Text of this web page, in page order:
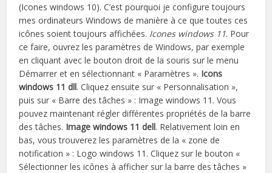
(Icones windows 10). C’est pourquoi je configure toujours
mes ordinateurs Windows de manière à ce que toutes ces
icônes soient toujours affichées. Icones windows 11. Pour
ce faire, ouvrez les paramètres de Windows, par exemple
en cliquant avec le bouton droit de la souris sur le menu
Démarrer et en sélectionnant « Paramètres ». Icons
windows 11 dll. Cliquez ensuite sur « Personnalisation »,
puis sur « Barre des tâches » : Image windows 11. Vous
pouvez maintenant régler différentes propriétés de la barre
des tâches. Image windows 11 dell. Relativement loin en
bas, vous trouverez les paramètres de la « zone de
notification » : Logo windows 11. Cliquez sur le bouton «
Sélectionner les icônes à afficher sur la barre des tâches »